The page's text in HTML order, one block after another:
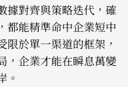
據對齊與策略迭代，確
都能精準命中企業短中
於單一渠道的框架，
，企業才能在瞬息萬變
。